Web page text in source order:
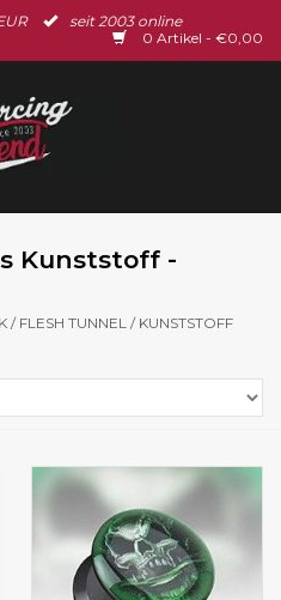
seit 2003 online
0 Artikel - €0,00
Kunststoff -
/ FLESH TUNNEL / KUNSTSTOFF